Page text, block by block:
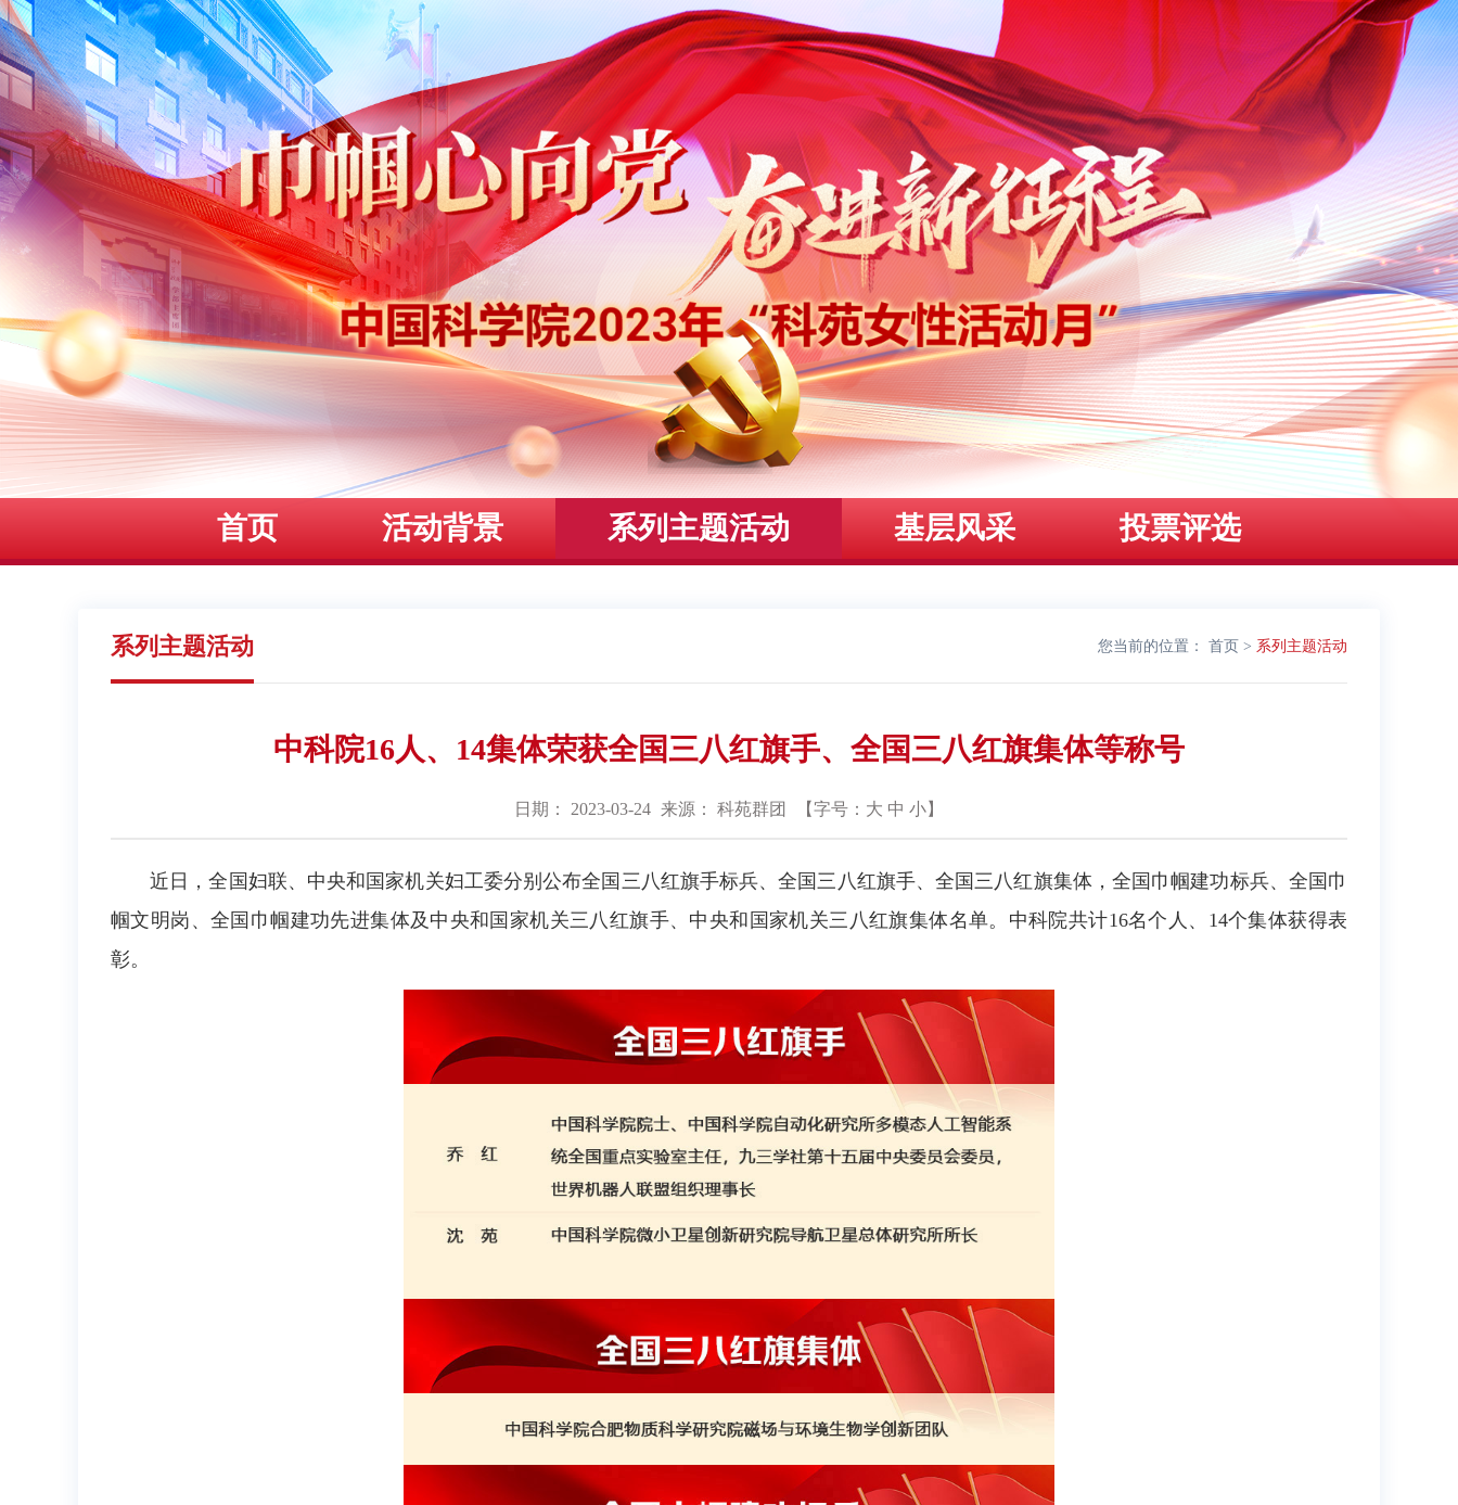
首页 活动背景 系列主题活动 基层风采 投票评选
系列主题活动 您当前的位置： 首页 > 系列主题活动
中科院16人、14集体荣获全国三八红旗手、全国三八红旗集体等称号
日期： 2023-03-24 来源： 科苑群团 【字号： 大 中 小】
近日，全国妇联、中央和国家机关妇工委分别公布全国三八红旗手标兵、全国三八红旗手、全国三八红旗集体，全国巾帼建功标兵、全国巾
帼文明岗、全国巾帼建功先进集体及中央和国家机关三八红旗手、中央和国家机关三八红旗集体名单。中科院共计16名个人、14个集体获得表
彰。